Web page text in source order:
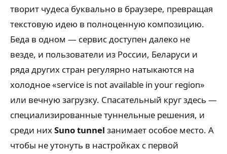
творит чудеса буквально в браузере, превращая
текстовую идею в полноценную композицию.
Беда в одном — сервис доступен далеко не
везде, и пользователи из России, Беларуси и
ряда других стран регулярно натыкаются на
холодное «service is not available in your region»
или вечную загрузку. Спасательный круг здесь —
специализированные туннельные решения, и
среди нихSuno tunnel занимает особое место. А
чтобы не утонуть в настройках с первой